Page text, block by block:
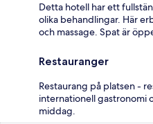
Detta hotell har ett
olika behandlingar. Här
och massage. Spat är
Restauranger
Restaurang på platsen -
internationell gastronomi
middag.